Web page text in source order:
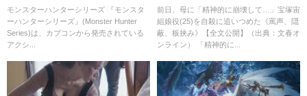
方法やおすすめの装備セット
モンスターハンターシリーズ 『モンスタ
ーハンターシリーズ』(Monster Hunter
Series)は、カプコンから発売されている
アクシ...
月2日10：45家族のみで執り行な
われました。予告していた飛び
降り自殺は稽古終了後、満月の
前日、母に「精神的に崩壊して…」宝塚宙
組娘役(25)を自殺に追いつめた《罵声、隠
蔽、板挟み》【全文公開】（出典：文春オ
ンライン） 「精神的に...